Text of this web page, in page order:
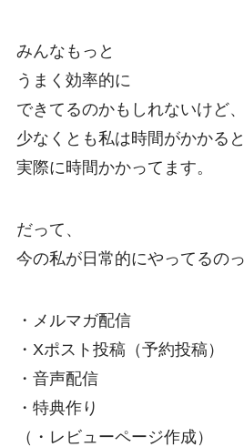
みんなもっと
うまく効率的に
できてるのかもしれないけど、
少なくとも私は時間がかかる
実際に時間かかってます。
だって、
今の私が日常的にやってるの
・メルマガ配信
・Xポスト投稿（予約投稿）
・音声配信
・特典作り
（・レビューページ作成）